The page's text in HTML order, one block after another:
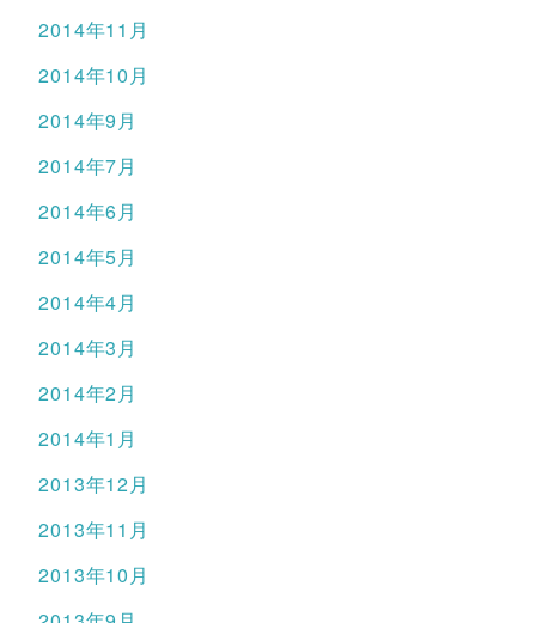
2014年11月
2014年10月
2014年9月
2014年7月
2014年6月
2014年5月
2014年4月
2014年3月
2014年2月
2014年1月
2013年12月
2013年11月
2013年10月